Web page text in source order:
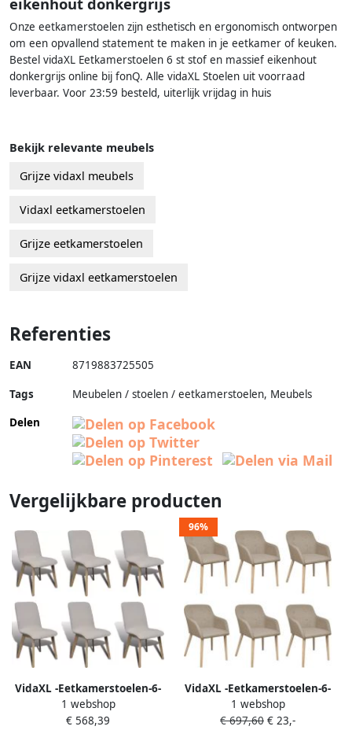
Onze eetkamerstoelen zijn esthetisch en ergonomisch ontworpen
om een opvallend statement te maken in je eetkamer of keuken.
Bestel vidaXL Eetkamerstoelen 6 st stof en massief eikenhout
donkergrijs online bij fonQ. Alle vidaXL Stoelen uit voorraad
leverbaar. Voor 23:59 besteld, uiterlijk vrijdag in huis
Bekijk relevante meubels
Grijze vidaxl meubels
Vidaxl eetkamerstoelen
Grijze eetkamerstoelen
Grijze vidaxl eetkamerstoelen
Referenties
EAN 8719883725505
Tags
Meubelen / stoelen / eetkamerstoelen, Meubels
Delen
Vergelijkbare producten
VidaXL -Eetkamerstoelen-6-
st-stof-en-massief-eikenhout-
beige
1 webshop
€ 568,39
96%
VidaXL -Eetkamerstoelen-6-
st-stof-en-massief-eikenhout-
beige
1 webshop
€ 697,60 € 23,-